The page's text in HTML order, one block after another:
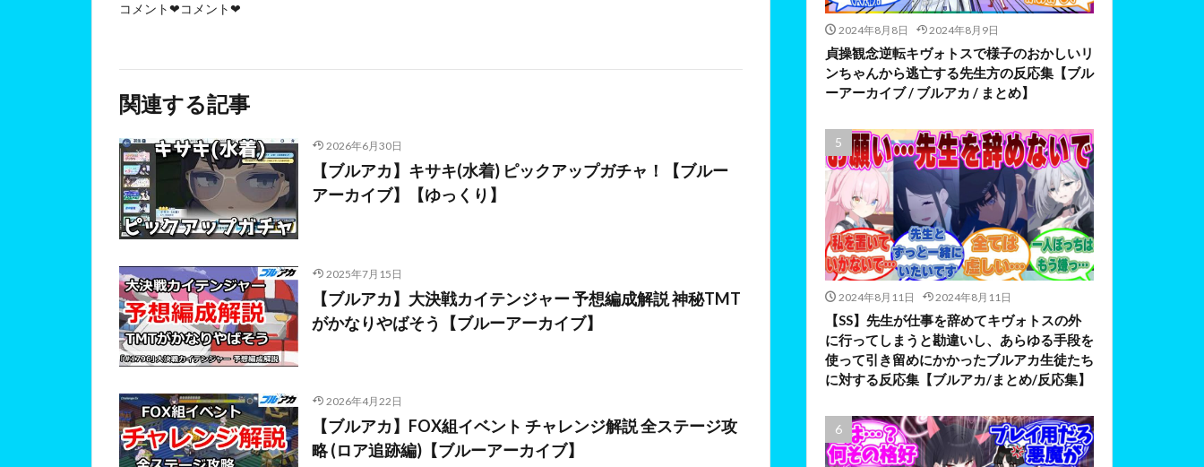
コメント❤コメント❤
関連する記事
2026年6月30日
【ブルアカ】キサキ(水着) ピックアップガチャ！【ブルー
アーカイブ】【ゆっくり】
2025年7月15日
【ブルアカ】大決戦カイテンジャー 予想編成解説 神秘TMT
がかなりやばそう【ブルーアーカイブ】
2026年4月22日
【ブルアカ】FOX組イベント チャレンジ解説 全ステージ攻
略 (ロア追跡編)【ブルーアーカイブ】
2024年8月8日 2024年8月9日
貞操観念逆転キヴォトスで様子のおかしいリ
ンちゃんから逃亡する先生方の反応集【ブル
ーアーカイブ / ブルアカ / まとめ】
2024年8月11日 2024年8月11日
【SS】先生が仕事を辞めてキヴォトスの外
に行ってしまうと勘違いし、あらゆる手段を
使って引き留めにかかったブルアカ生徒たち
に対する反応集【ブルアカ/まとめ/反応集】